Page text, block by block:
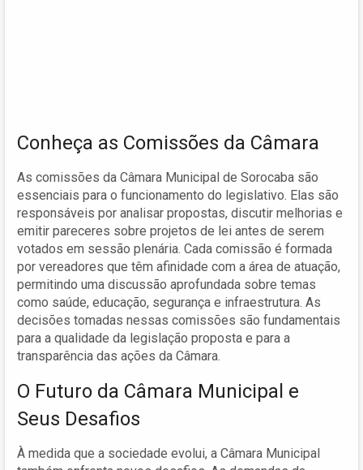
Conheça as Comissões da Câmara
As comissões da Câmara Municipal de Sorocaba são
essenciais para o funcionamento do legislativo. Elas são
responsáveis por analisar propostas, discutir melhorias e
emitir pareceres sobre projetos de lei antes de serem
votados em sessão plenária. Cada comissão é formada
por vereadores que têm afinidade com a área de atuação,
permitindo uma discussão aprofundada sobre temas
como saúde, educação, segurança e infraestrutura. As
decisões tomadas nessas comissões são fundamentais
para a qualidade da legislação proposta e para a
transparência das ações da Câmara.
O Futuro da Câmara Municipal e
Seus Desafios
À medida que a sociedade evolui, a Câmara Municipal